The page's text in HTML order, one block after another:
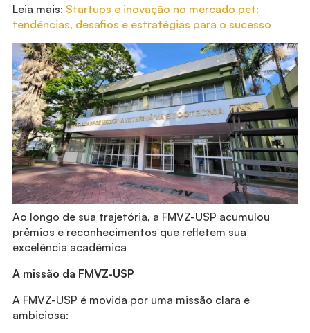
Leia mais: Startups e inovação no mercado pet:
tendências, desafios e estratégias para o sucesso
Ao longo de sua trajetória, a FMVZ-USP acumulou
prêmios e reconhecimentos que refletem sua
excelência acadêmica
A missão da FMVZ-USP
A FMVZ-USP é movida por uma missão clara e
ambiciosa: